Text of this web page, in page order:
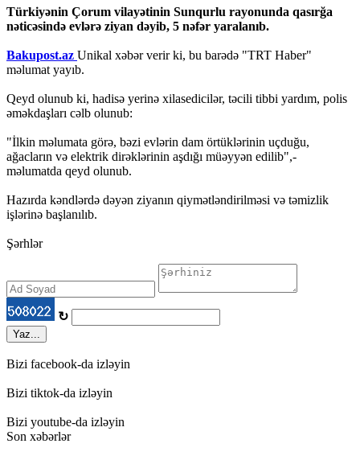
Türkiyənin Çorum vilayətinin Sunqurlu rayonunda qasırğa
nəticəsində evlərə ziyan dəyib, 5 nəfər yaralanıb.
Bakupost.az Unikal xəbər verir ki, bu barədə "TRT Haber"
məlumat yayıb.
Qeyd olunub ki, hadisə yerinə xilasedicilər, təcili tibbi yardım, polis
əməkdaşları cəlb olunub:
"İlkin məlumata görə, bəzi evlərin dam örtüklərinin uçduğu,
ağacların və elektrik dirəklərinin aşdığı müəyyən edilib",-
məlumatda qeyd olunub.
Hazırda kəndlərdə dəyən ziyanın qiymətləndirilməsi və təmizlik
işlərinə başlanılıb.
Şərhlər
↻
Yaz...
Bizi facebook-da izləyin
Bizi tiktok-da izləyin
Bizi youtube-da izləyin
Son xəbərlər